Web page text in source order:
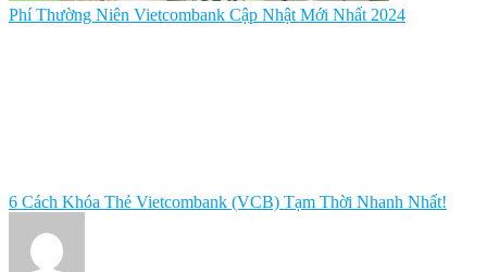
Phí Thường Niên Vietcombank Cập Nhật Mới Nhất 2024
6 Cách Khóa Thẻ Vietcombank (VCB) Tạm Thời Nhanh Nhất!